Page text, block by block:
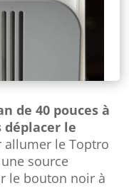
de 40 pouces à
déplacer le
allumer le Toptro
source
le bouton noir à